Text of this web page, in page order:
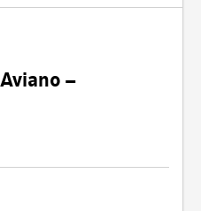
–